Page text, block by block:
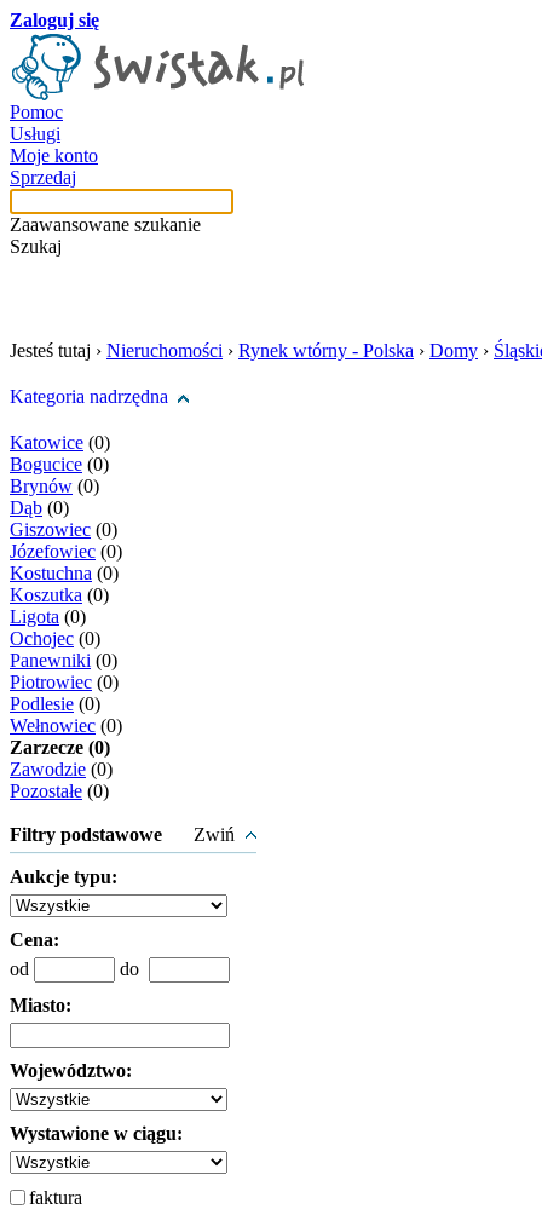
Zaloguj się
Pomoc
Usługi
Moje konto
Sprzedaj
Zaawansowane szukanie
Szukaj
Jesteś tutaj › Nieruchomości › Rynek wtórny - Polska › Domy ›
Kategoria nadrzędna
Katowice (0)
Bogucice (0)
Brynów (0)
Dąb (0)
Giszowiec (0)
Józefowiec (0)
Kostuchna (0)
Koszutka (0)
Ligota (0)
Ochojec (0)
Panewniki (0)
Piotrowiec (0)
Podlesie (0)
Wełnowiec (0)
Zarzecze (0)
Zawodzie (0)
Pozostałe (0)
Filtry podstawowe Zwiń
Aukcje typu:
Cena:
od
do
Miasto:
Województwo:
Wystawione w ciągu:
faktura